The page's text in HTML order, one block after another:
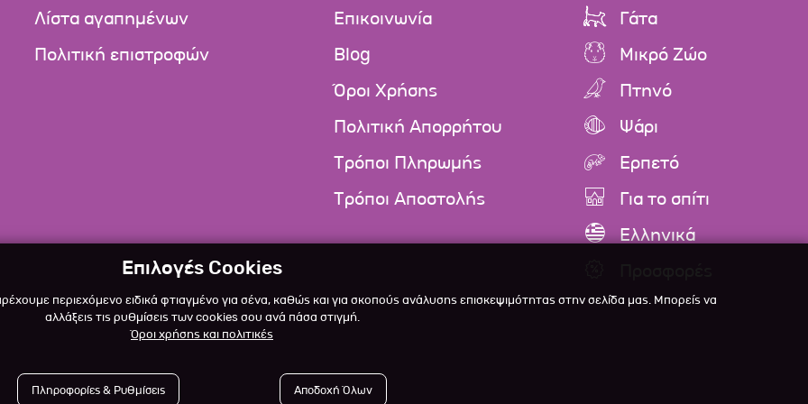
Λίστα αγαπημένων
Πολιτική επιστροφών
Επικοινωνία
Blog
Όροι Χρήσης
Πολιτική Απορρήτου
Τρόποι Πληρωμής
Τρόποι Αποστολής
Γάτα
Μικρό Ζώο
Πτηνό
Ψάρι
Ερπετό
Για το σπίτι
Ελληνικά
Επιλογές Cookies
περιεχόμενο ειδικά φτιαγμένο για σένα, καθώς και για σκοπούς ανάλυσης επισκεψιμότητας στην σελίδα μας. Μπορείς να
αλλάξεις τις ρυθμίσεις των cookies σου ανά πάσα στιγμή.
Όροι χρήσης και πολιτικές
Πληροφορίες & Ρυθμίσεις Αποδοχή Όλων